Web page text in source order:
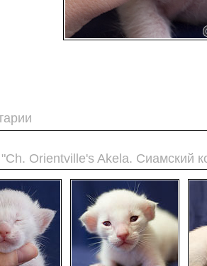
Orientville's Akela. Сиамский